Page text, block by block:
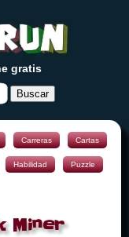
gratis
Buscar
Carreras Cartas
Habilidad Puzzle
Miner